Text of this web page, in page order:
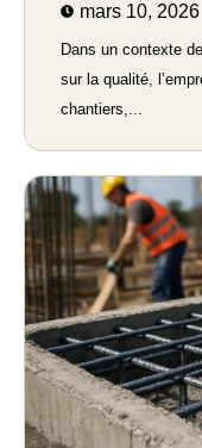
mars 10, 2026
Dans un contexte
sur la qualité,
chantiers,...